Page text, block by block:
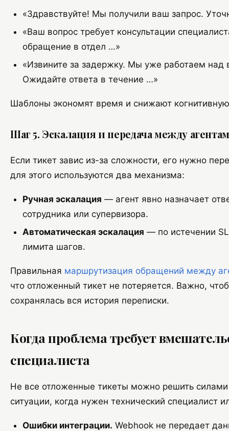
«Здравствуйте! Мы получили ваш запрос.
«Ваш вопрос требует консультации
обращение в отдел …»
«Извините за задержку. Мы уже работаем над
Ожидайте ответа в течение …»
Шаблоны экономят время и снижают когнитивную
Шаг 5. Эскалация и передача между
Если тикет завис из-за сложности, его нужно
для этого используются два механизма:
Ручная эскалация — агент явно назначает
сотрудника или супервизора.
Автоматическая эскалация — по истечении
лимита шагов.
Правильная маршрутизация обращений между
что отложенный тикет не потеряется. Важно,
сохранялась вся история переписки.
Когда проблема требует
специалиста
Не все отложенные тикеты можно решить силами
ситуации, когда нужен технический специалист
Ошибки интеграции. Webhook не передает